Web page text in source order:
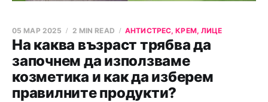
На каква възраст трябва да
започнем да използваме
козметика и как да изберем
правилните продукти?
05 МАР 2025 2 MIN READ АНТИСТРЕС, КРЕМ, ЛИЦЕ